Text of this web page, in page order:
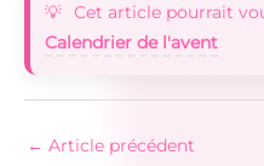
Cet article pourrait
Calendrier de l'avent
← Article précédent